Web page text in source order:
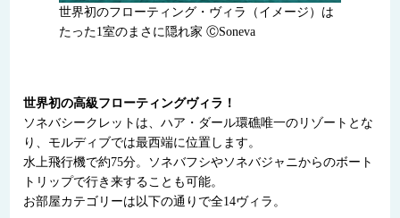
世界初のフローティング・ヴィラ（イメージ）は
たった1室のまさに隠れ家 ⒸSoneva
世界初の高級フローティングヴィラ！
ソネバシークレットは、ハア・ダール環礁唯一のリゾートとな
り、モルディブでは最西端に位置します。
水上飛行機で約75分。ソネバフシやソネバジャニからのボート
トリップで行き来することも可能。
お部屋カテゴリーは以下の通りで全14ヴィラ。